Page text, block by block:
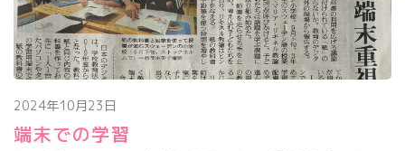
2024年10月23日
端末での学習